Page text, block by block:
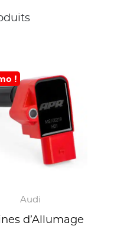
!
Audi
d’Allumage